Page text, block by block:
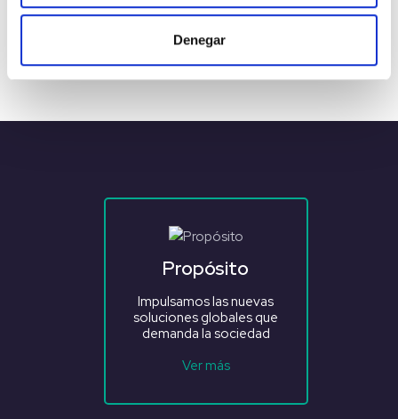
Denegar
Ver todos los proyectos
Propósito
Impulsamos las nuevas
soluciones globales que
demanda la sociedad
Ver más